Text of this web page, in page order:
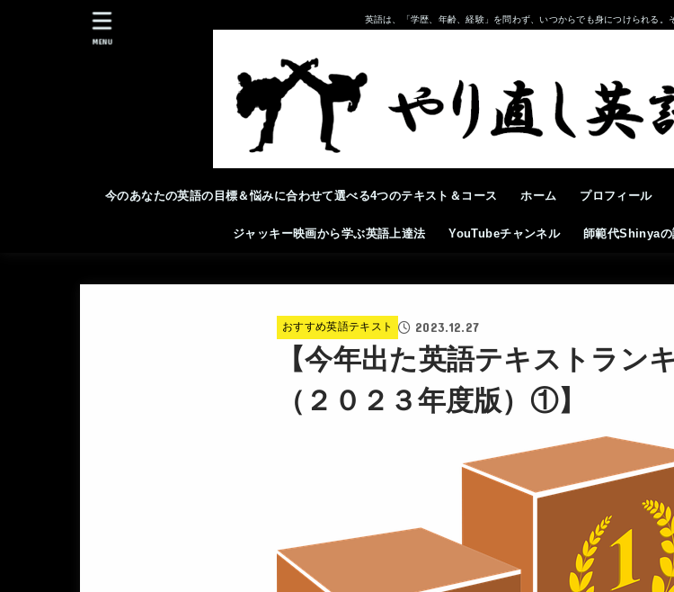
英語は、「学歴、年齢、経験」を問わず、いつからでも身につけられる。
今のあなたの英語の目標＆悩みに合わせて選べる4つのテキスト＆コース ホーム プロフィール
ジャッキー映画から学ぶ英語上達法 YouTubeチャンネル 師範代Shinyaの
MENU
おすすめ英語テキスト 2023.12.27
【今年出た英語テキストラン
（２０２３年度版）①】